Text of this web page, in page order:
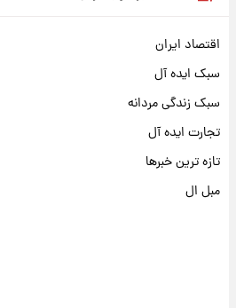
اقتصاد ایران
سبک ایده آل
سبک زندگی مردانه
تجارت ایده آل
تازه ترین خبرها
مبل ال